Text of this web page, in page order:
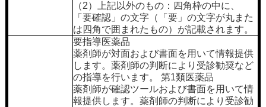
（2）上記以外のもの：四角枠の中に、
「要確認」の文字（「要」の文字が丸また
は四角で囲まれたもの）が記載されます。
要指導医薬品
薬剤師が対面および書面を用いて情報提供
します。薬剤師の判断により受診勧奨など
の指導を行います。 第1類医薬品
薬剤師が確認ツールおよび書面を用いて情
報提供します。薬剤師の判断により受診勧